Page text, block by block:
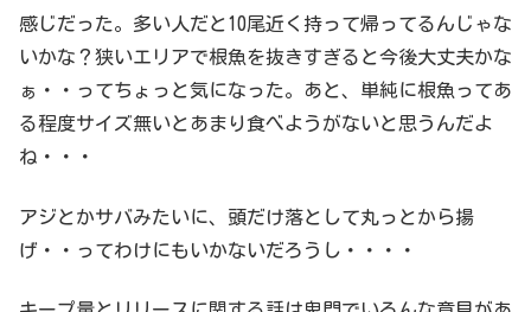
感じだった。多い人だと10尾近く持って帰ってるんじゃな
いかな？狭いエリアで根魚を抜きすぎると今後大丈夫かな
ぁ・・ってちょっと気になった。あと、単純に根魚ってあ
る程度サイズ無いとあまり食べようがないと思うんだよ
ね・・・
アジとかサバみたいに、頭だけ落として丸っとから揚
げ・・ってわけにもいかないだろうし・・・・